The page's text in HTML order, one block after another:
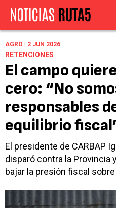
AGRO | 2 JUN 2026
RETENCIONES
El campo
cero: “No
responsables
equilibrio
El presidente de CARBAP
disparó contra la Provincia
bajar la presión fiscal